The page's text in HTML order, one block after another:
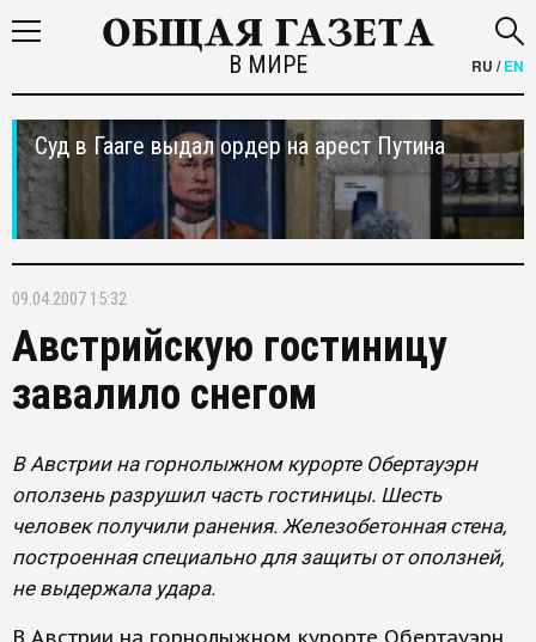
В МИРЕ RU /EN
Суд в Гааге выдал ордер на арест Путина
09.04.2007 15:32
Австрийскую гостиницу
завалило снегом
В Австрии на горнолыжном курорте Обертауэрн
оползень разрушил часть гостиницы. Шесть
человек получили ранения. Железобетонная стена,
построенная специально для защиты от оползней,
не выдержала удара.